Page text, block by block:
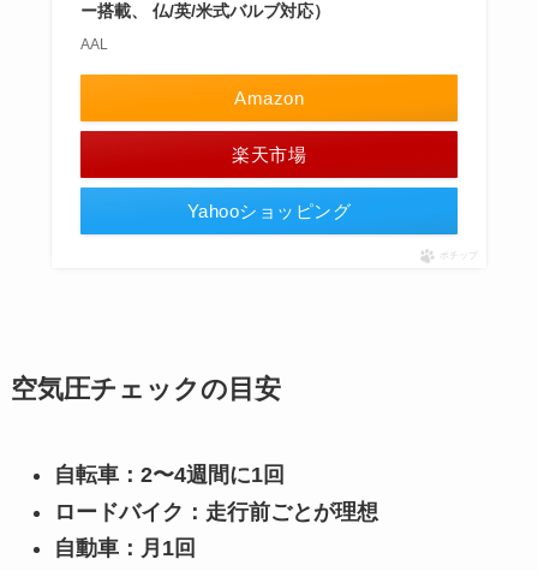
ー搭載、 仏/英/米式バルブ対応）
AAL
Amazon
楽天市場
Yahooショッピング
ポチップ
空気圧チェックの目安
自転車：2〜4週間に1回
ロードバイク：走行前ごとが理想
自動車：月1回